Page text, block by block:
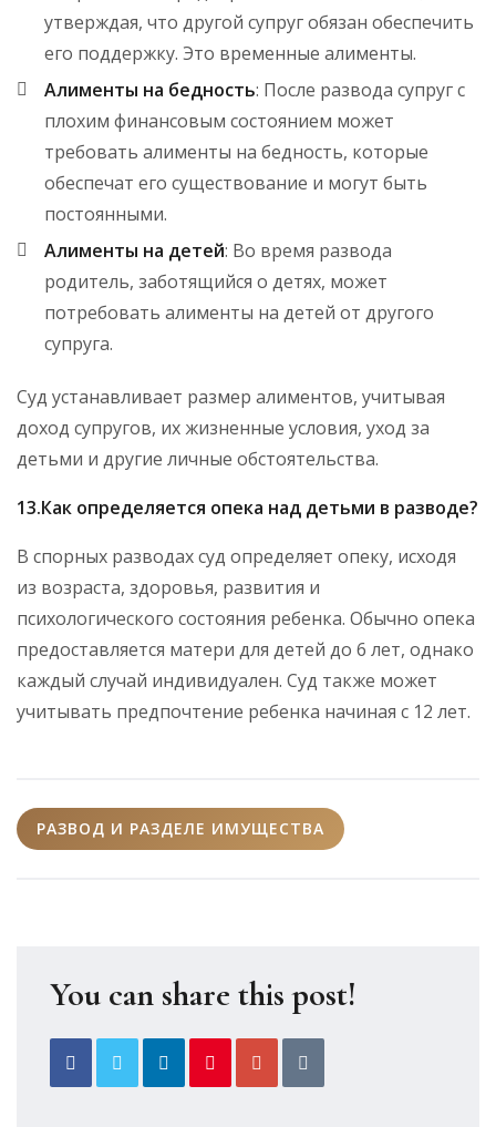
утверждая, что другой супруг обязан обеспечить
его поддержку. Это временные алименты.
Алименты на бедность: После развода супруг с
плохим финансовым состоянием может
требовать алименты на бедность, которые
обеспечат его существование и могут быть
постоянными.
Алименты на детей: Во время развода
родитель, заботящийся о детях, может
потребовать алименты на детей от другого
супруга.
Суд устанавливает размер алиментов, учитывая
доход супругов, их жизненные условия, уход за
детьми и другие личные обстоятельства.
13.Как определяется опека над детьми в разводе?
В спорных разводах суд определяет опеку, исходя
из возраста, здоровья, развития и
психологического состояния ребенка. Обычно опека
предоставляется матери для детей до 6 лет, однако
каждый случай индивидуален. Суд также может
учитывать предпочтение ребенка начиная с 12 лет.
РАЗВОД И РАЗДЕЛЕ ИМУЩЕСТВА
You can share this post!